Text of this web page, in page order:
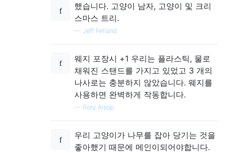
했습니다. 고양이 남자, 고양이 및 크리
스마스 트리.
— Jeff Ferland
웨지 포장시 +1 우리는 플라스틱, 물로
채워진 스탠드를 가지고 있었고 3 개의
나사로는 충분하지 않았습니다. 웨지를
사용하면 완벽하게 작동합니다.
— Rory Alsop
우리 고양이가 나무를 잡아 당기는 것을
좋아했기 때문에 메인이되어야합니다.